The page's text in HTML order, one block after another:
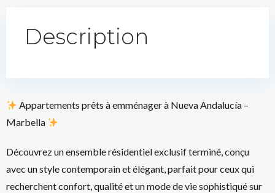
Description
Appartements prêts à emménager à Nueva Andalucía –
Marbella
Découvrez un ensemble résidentiel exclusif terminé, conçu
avec un style contemporain et élégant, parfait pour ceux qui
recherchent confort, qualité et un mode de vie sophistiqué sur